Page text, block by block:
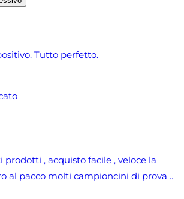
Tutto perfetto.
, acquisto facile , veloce la
al pacco molti campioncini di prova ..